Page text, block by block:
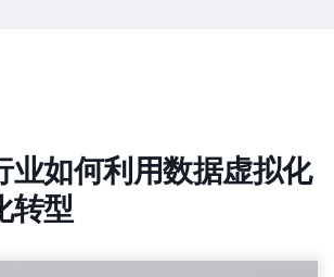
业如何利用数据虚拟化
转型